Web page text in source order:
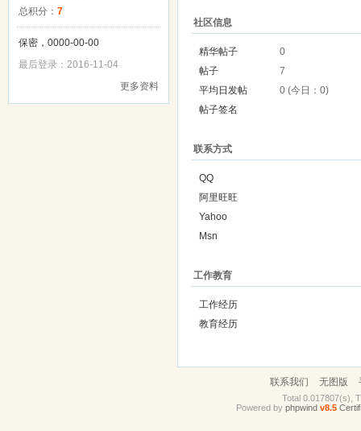
总积分： 7
保密，0000-00-00
最后登录：2016-11-04
更多资料
社区信息
精华帖子
0
帖子
7
平均日发帖
0 (今日：0)
帖子签名
联系方式
QQ
阿里旺旺
Yahoo
Msn
工作教育
工作经历
教育经历
联系我们 无图版
Total 0.017807(s),
Powered by phpwind v8.5